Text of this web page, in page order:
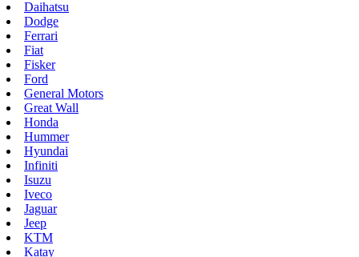
Daihatsu
Dodge
Ferrari
Fiat
Fisker
Ford
General Motors
Great Wall
Honda
Hummer
Hyundai
Infiniti
Isuzu
Iveco
Jaguar
Jeep
KTM
Katay